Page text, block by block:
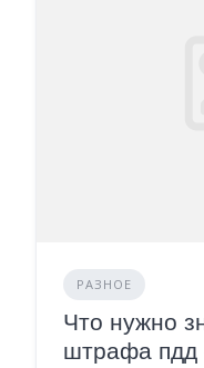
РАЗНОЕ
Что нужно
штрафа пдд